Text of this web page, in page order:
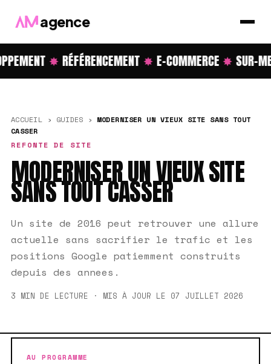
agence
✸RÉFÉRENCEMENT✸E-COMMERCE✸SUR-
ACCUEIL › GUIDES › MODERNISER UN VIEUX SITE SANS TOUT
CASSER
REFONTE DE SITE
MODERNISER UN VIEUX SITE
SANS TOUT CASSER
Un site de 2016 peut retrouver une allure
actuelle sans sacrifier le trafic et les
positions Google patiemment construits
depuis des annees.
3 MIN DE LECTURE · MIS À JOUR LE 07 JUILLET 2026
AU PROGRAMME